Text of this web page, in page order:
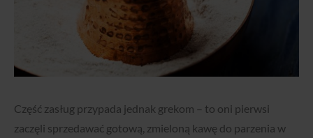
Część zasług przypada jednak grekom – to oni pierwsi
zaczęli sprzedawać gotową, zmieloną kawę do parzenia w